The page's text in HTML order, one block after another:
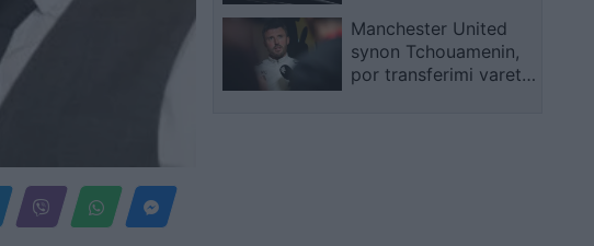
Manchester United
synon Tchouamenin,
por transferimi varet